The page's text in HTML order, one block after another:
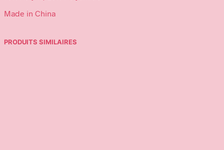
Made in China
PRODUITS SIMILAIRES